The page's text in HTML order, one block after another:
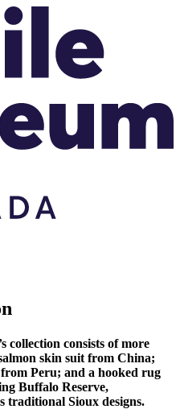
collection consists of more
skin suit from China;
Peru; and a hooked rug
Buffalo Reserve,
traditional Sioux designs.